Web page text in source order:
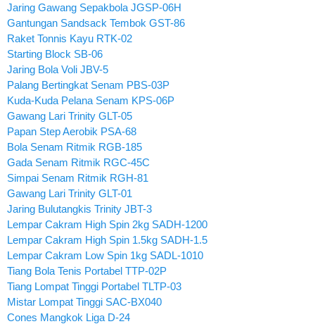
Jaring Gawang Sepakbola JGSP-06H
Gantungan Sandsack Tembok GST-86
Raket Tonnis Kayu RTK-02
Starting Block SB-06
Jaring Bola Voli JBV-5
Palang Bertingkat Senam PBS-03P
Kuda-Kuda Pelana Senam KPS-06P
Gawang Lari Trinity GLT-05
Papan Step Aerobik PSA-68
Bola Senam Ritmik RGB-185
Gada Senam Ritmik RGC-45C
Simpai Senam Ritmik RGH-81
Gawang Lari Trinity GLT-01
Jaring Bulutangkis Trinity JBT-3
Lempar Cakram High Spin 2kg SADH-1200
Lempar Cakram High Spin 1.5kg SADH-1.5
Lempar Cakram Low Spin 1kg SADL-1010
Tiang Bola Tenis Portabel TTP-02P
Tiang Lompat Tinggi Portabel TLTP-03
Mistar Lompat Tinggi SAC-BX040
Cones Mangkok Liga D-24